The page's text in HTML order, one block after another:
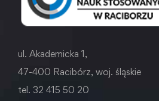
ul. Akademicka 1,
47-400 Racibórz, woj. śląskie
tel. 32 415 50 20